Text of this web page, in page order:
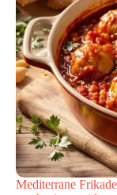
Mediterrane